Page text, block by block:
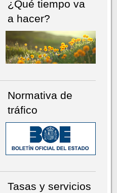
¿Qué tiempo va
a hacer?
Normativa de
tráfico
Tasas y servicios